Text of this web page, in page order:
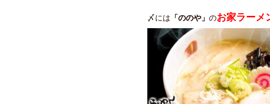
〆には 「ののや」 のお家ラーメ